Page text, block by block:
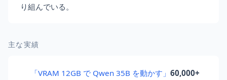
り組んでいる。
主な実績
「VRAM 12GB で Qwen 35B を動かす」 60,000+